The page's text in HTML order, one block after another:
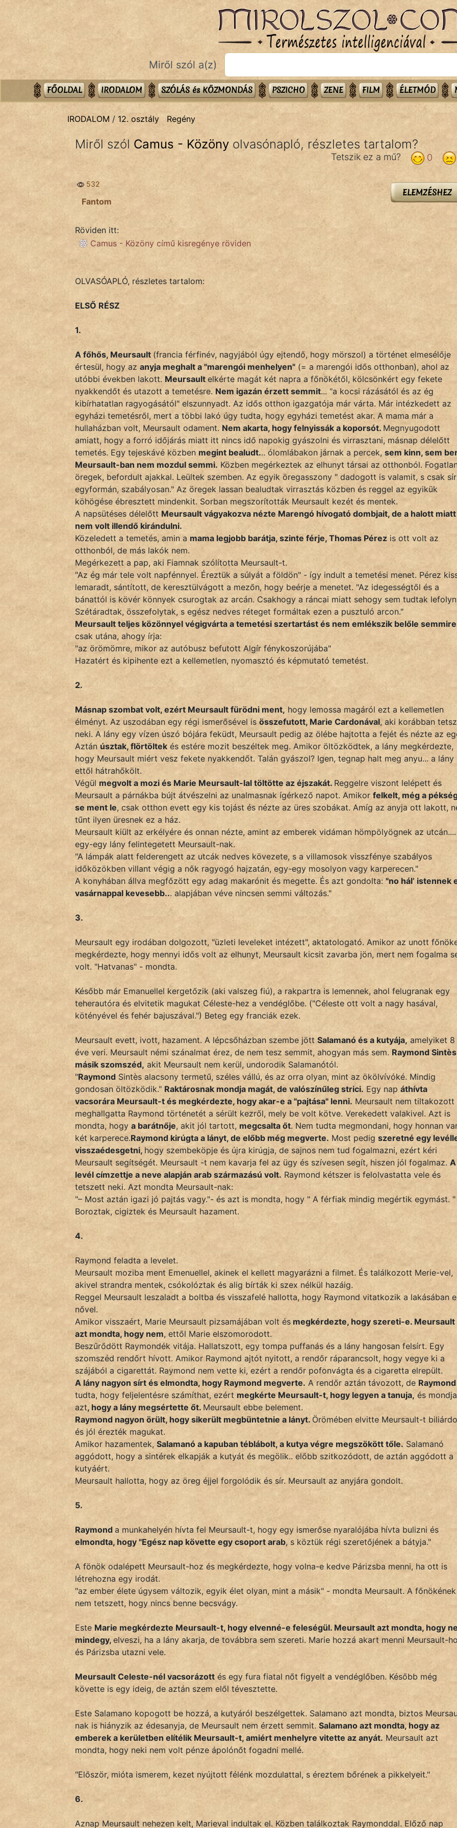
Dráma
Eposz
Kötelező
Monda
Regény
Vers
KÖZMONDÁS
TÖRTÉNELEM
Népszerű szerzőink:
NapHold
szegény legény
Miről szól a(z)
FŐOLDAL IRODALOM SZÓLÁS és KÖZMONDÁS PSZICHO ZENE FILM ÉLETMÓD
IRODALOM / 12. osztály Regény
Miről szól Camus - Közöny olvasónapló, részletes tartalom?
0
Tetszik ez a mű?
ELEMZÉSHEZ
532
Fantom
Röviden itt:
Camus - Közöny című kisregénye röviden
OLVASÓAPLÓ, részletes tartalom:
ELSŐ RÉSZ
1.
A főhős, Meursault (francia férfinév, nagyjából úgy ejtendő, hogy mörszol) a történet elmesélője
értesül, hogy az anyja meghalt a "marengói menhelyen" (= a marengói idős otthonban), ahol az
utóbbi években lakott. Meursault elkérte magát két napra a főnökétől, kölcsönkért egy fekete
nyakkendőt és utazott a temetésre. Nem igazán érzett semmit... "a kocsi rázásától és az ég
kibírhatatlan ragyogásától" elszunnyadt. Az idős otthon igazgatója már várta. Már intézkedett az
egyházi temetésről, mert a többi lakó úgy tudta, hogy egyházi temetést akar. A mama már a
hullaházban volt, Meursault odament. Nem akarta, hogy felnyissák a koporsót. Megnyugodott
amiatt, hogy a forró időjárás miatt itt nincs idő napokig gyászolni és virrasztani, másnap délelőtt
temetés. Egy tejeskávé közben megint bealudt... ólomlábakon járnak a percek, sem kinn, sem
Meursault-ban nem mozdul semmi. Közben megérkeztek az elhunyt társai az otthonból.
öregek, befordult ajakkal. Leültek szemben. Az egyik öregasszony " dadogott is valamit, s csak
egyformán, szabályosan." Az öregek lassan bealudtak virrasztás közben és reggel az egyikük
köhögése ébresztett mindenkit. Sorban megszorították Meursault kezét és mentek.
A napsütéses délelőtt Meursault vágyakozva nézte Marengó hívogató dombjait, de a halott miatt
nem volt illendő kirándulni.
Közeledett a temetés, amin a mama legjobb barátja, szinte férje, Thomas Pérez is ott volt az
otthonból, de más lakók nem.
Megérkezett a pap, aki Fiamnak szólította Meursault-t.
"Az ég már tele volt napfénnyel. Éreztük a súlyát a földön" - így indult a temetési menet. Pérez
lemaradt, sántított, de keresztülvágott a mezőn, hogy beérje a menetet. "Az idegességtől és a
bánattól is kövér könnyek csurogtak az arcán. Csakhogy a ráncai miatt sehogy sem tudtak
Szétáradtak, összefolytak, s egész nedves réteget formáltak ezen a pusztuló arcon."
Meursault teljes közönnyel végigvárta a temetési szertartást és nem emlékszik belőle semmire
csak utána, ahogy írja:
"az örömömre, mikor az autóbusz befutott Algír fénykoszorújába"
Hazatért és kipihente ezt a kellemetlen, nyomasztó és képmutató temetést.
2.
Másnap szombat volt, ezért Meursault fürödni ment, hogy lemossa magáról ezt a kellemetlen
élményt. Az uszodában egy régi ismerősével isösszefutott, Marie Cardonával, aki korábban
neki. A lány egy vízen úszó bójára feküdt, Meursault pedig az ölébe hajtotta a fejét és nézte az
Aztán úsztak, flörtöltek és estére mozit beszéltek meg. Amikor öltözködtek, a lány megkérdezte,
hogy Meursault miért vesz fekete nyakkendőt. Talán gyászol? Igen, tegnap halt meg anyu... a lány
ettől hátrahőkölt.
Végül megvolt a mozi és Marie Meursault-lal töltötte az éjszakát. Reggelre viszont lelépett és
Meursault a párnákba bújt átvészelni az unalmasnak ígérkező napot. Amikor felkelt, még a
se ment le, csak otthon evett egy kis tojást és nézte az üres szobákat. Amíg az anyja ott lakott,
tűnt ilyen üresnek ez a ház.
Meursault kiült az erkélyére és onnan nézte, amint az emberek vidáman hömpölyögnek az utcán....
egy-egy lány felintegetett Meursault-nak.
"A lámpák alatt felderengett az utcák nedves kövezete, s a villamosok visszfénye szabályos
időközökben villant végig a nők ragyogó hajzatán, egy-egy mosolyon vagy karperecen."
A konyhában állva megfőzött egy adag makarónit és megette. És azt gondolta: "no hál’ istennek
vasárnappal kevesebb... alapjában véve nincsen semmi változás."
3.
Meursault egy irodában dolgozott, "üzleti leveleket intézett", aktatologató. Amikor az unott
megkérdezte, hogy mennyi idős volt az elhunyt, Meursault kicsit zavarba jön, mert nem fogalma
volt. "Hatvanas" - mondta.
Később már Emanuellel kergetőzik (aki valszeg fiú), a rakpartra is lemennek, ahol felugranak egy
teherautóra és elvitetik magukat Céleste-hez a vendéglőbe. ("Céleste ott volt a nagy hasával,
kötényével és fehér bajuszával.") Beteg egy franciák ezek.
Meursault evett, ivott, hazament. A lépcsőházban szembe jött Salamanó és a kutyája,amelyiket 8
éve veri. Meursault némi szánalmat érez, de nem tesz semmit, ahogyan más sem. Raymond
másik szomszéd, akit Meursault nem kerül, undorodik Salamanótól.
"Raymond Sintès alacsony termetű, széles vállú, és az orra olyan, mint az ökölvívóké. Mindig
gondosan öltözködik." Raktárosnak mondja magát, de valószínűleg strici. Egy nap áthívta
vacsorára Meursault-t és megkérdezte, hogy akar-e a "pajtása" lenni. Meursault nem tiltakozott
meghallgatta Raymond történetét a sérült kezről, mely be volt kötve. Verekedett valakivel. Azt is
mondta, hogy a barátnője, akit jól tartott, megcsalta őt. Nem tudta megmondani, hogy honnan
két karperece.Raymond kirúgta a lányt, de előbb még megverte. Most pedig szeretné egy
visszaédesgetni, hogy szembeköpje és újra kirúgja, de sajnos nem tud fogalmazni, ezért kéri
Meursault segítségét. Meursault -t nem kavarja fel az ügy és szívesen segít, hiszen jól fogalmaz. A
levél címzettje a neve alapján arab származású volt. Raymond kétszer is felolvastatta vele és
tetszett neki. Azt mondta Meursault-nak:
"– Most aztán igazi jó pajtás vagy."- és azt is mondta, hogy " A férfiak mindig megértik egymást. "
Boroztak, cigiztek és Meursault hazament.
4.
Raymond feladta a levelet.
Meursault moziba ment Emenuellel, akinek el kellett magyarázni a filmet. És találkozott Merie-vel,
akivel strandra mentek, csókolóztak és alig bírták ki szex nélkül hazáig.
Reggel Meursault leszaladt a boltba és visszafelé hallotta, hogy Raymond vitatkozik a lakásában
nővel.
Amikor visszaért, Marie Meursault pizsamájában volt és megkérdezte, hogy szereti-e. Meursault
azt mondta, hogy nem, ettől Marie elszomorodott.
Beszűrődött Raymondék vitája. Hallatszott, egy tompa puffanás és a lány hangosan felsírt. Egy
szomszéd rendőrt hívott. Amikor Raymond ajtót nyitott, a rendőr ráparancsolt, hogy vegye ki a
szájából a cigarettát. Raymond nem vette ki, ezért a rendőr pofonvágta és a cigaretta elrepült.
A lány nagyon sírt és elmondta, hogy Raymond megverte. A rendőr aztán távozott, de Raymond
tudta, hogy feljelentésre számíthat, ezért megkérte Meursault-t, hogy legyen a tanuja, és mondja
azt, hogy a lány megsértette őt. Meursault ebbe belement.
Raymond nagyon örült, hogy sikerült megbüntetnie a lányt. Örömében elvitte Meursault-t
és jól érezték magukat.
Amikor hazamentek, Salamanó a kapuban téblábolt, a kutya végre megszökött tőle. Salamanó
aggódott, hogy a sintérek elkapják a kutyát és megölik.. előbb szitkozódott, de aztán aggódott a
kutyáért.
Meursault hallotta, hogy az öreg éjjel forgolódik és sír. Meursault az anyjára gondolt.
5.
Raymond a munkahelyén hívta fel Meursault-t, hogy egy ismerőse nyaralójába hívta bulizni és
elmondta, hogy "Egész nap követte egy csoport arab, s köztük régi szeretőjének a bátyja."
A fönök odalépett Meursault-hoz és megkérdezte, hogy volna-e kedve Párizsba menni, ha ott is
létrehozna egy irodát.
"az ember élete úgysem változik, egyik élet olyan, mint a másik" - mondta Meursault. A főnökének
nem tetszett, hogy nincs benne becsvágy.
Este Marie megkérdezte Meursault-t, hogy elvenné-e feleségül. Meursault azt mondta, hogy
mindegy, elveszi, ha a lány akarja, de továbbra sem szereti. Marie hozzá akart menni Meursault-
és Párizsba utazni vele.
Meursault Celeste-nél vacsorázott és egy fura fiatal nőt figyelt a vendéglőben. Később még
követte is egy ideig, de aztán szem elől tévesztette.
Este Salamano kopogott be hozzá, a kutyáról beszélgettek. Salamano azt mondta, biztos
nak is hiányzik az édesanyja, de Meursault nem érzett semmit. Salamano azt mondta, hogy az
emberek a kerületben elítélik Meursault-t, amiért menhelyre vitette az anyát. Meursault azt
mondta, hogy neki nem volt pénze ápolónőt fogadni mellé.
"Először, mióta ismerem, kezet nyújtott félénk mozdulattal, s éreztem bőrének a pikkelyeit."
6.
Aznap Meursault nehezen kelt, Marieval indultak el. Közben találkoztak Raymonddal. Előző nap